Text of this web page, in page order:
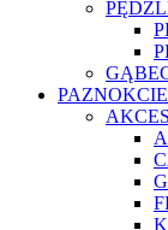
PAZNOKCIE